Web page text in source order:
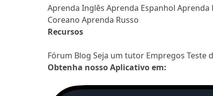
Aprenda Inglês Aprenda Espanhol Aprenda
Coreano Aprenda Russo
Recursos
Fórum Blog Seja um tutor Empregos Teste
Obtenha nosso Aplicativo em: